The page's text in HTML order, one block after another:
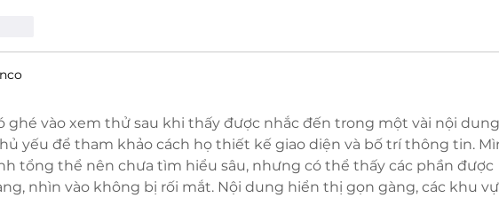
ghé vào xem thử sau khi thấy được nhắc đến trong một vài nội dung
yếu để tham khảo cách họ thiết kế giao diện và bố trí thông tin.
tổng thể nên chưa tìm hiểu sâu, nhưng có thể thấy các phần được
nhìn vào không bị rối mắt. Nội dung hiển thị gọn gàng, các khu